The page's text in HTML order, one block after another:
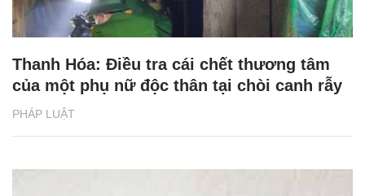
PHÁP LUẬT
Thanh Hóa: Điều tra cái chết thương tâm
của một phụ nữ độc thân tại chòi canh rẫy